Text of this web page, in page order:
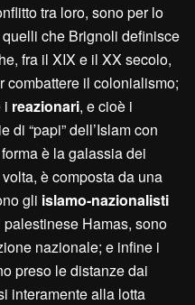
tra loro, sono per lo
che Brignoli definisce
fra il XIX e il XX secolo,
combattere il colonialismo;
i reazionari, e cioè i
di “papi” dell’Islam con
è la galassia dei
è composta da una
gli islamo-nazionalisti
Hamas, sono
nazionale; e infine i
preso le distanze dai
interamente alla lotta